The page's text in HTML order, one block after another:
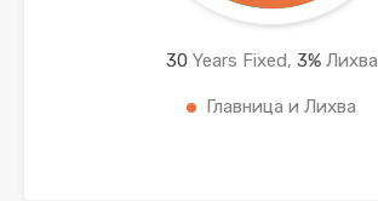
30 Years Fixed, 3%Лихва
Главница и Лихва